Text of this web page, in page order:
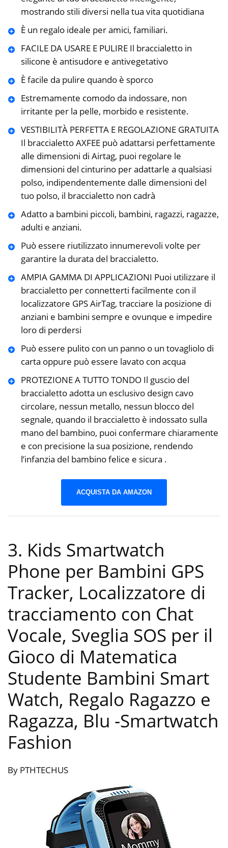
mostrando stili diversi nella tua vita quotidiana
È un regalo ideale per amici, familiari.
FACILE DA USARE E PULIRE Il braccialetto in
silicone è antisudore e antivegetativo
È facile da pulire quando è sporco
Estremamente comodo da indossare, non
irritante per la pelle, morbido e resistente.
VESTIBILITÀ PERFETTA E REGOLAZIONE GRATUITA
Il braccialetto AXFEE può adattarsi perfettamente
alle dimensioni di Airtag, puoi regolare le
dimensioni del cinturino per adattarle a qualsiasi
polso, indipendentemente dalle dimensioni del
tuo polso, il braccialetto non cadrà
Adatto a bambini piccoli, bambini, ragazzi, ragazze,
adulti e anziani.
Può essere riutilizzato innumerevoli volte per
garantire la durata del braccialetto.
AMPIA GAMMA DI APPLICAZIONI Puoi utilizzare il
braccialetto per connetterti facilmente con il
localizzatore GPS AirTag, tracciare la posizione di
anziani e bambini sempre e ovunque e impedire
loro di perdersi
Può essere pulito con un panno o un tovagliolo di
carta oppure può essere lavato con acqua
PROTEZIONE A TUTTO TONDO Il guscio del
braccialetto adotta un esclusivo design cavo
circolare, nessun metallo, nessun blocco del
segnale, quando il braccialetto è indossato sulla
mano del bambino, puoi confermare chiaramente
e con precisione la sua posizione, rendendo
l’infanzia del bambino felice e sicura .
ACQUISTA DA AMAZON
3. Kids Smartwatch
Phone per Bambini GPS
Tracker, Localizzatore di
tracciamento con Chat
Vocale, Sveglia SOS per il
Gioco di Matematica
Studente Bambini Smart
Watch, Regalo Ragazzo e
Ragazza, Blu -Smartwatch
Fashion
By PTHTECHUS